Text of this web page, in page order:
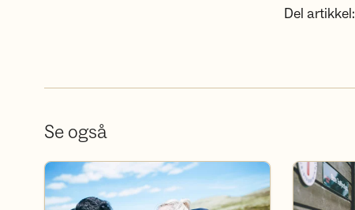
Del artikkel:
Se også
Frivillig i DNT Tønsberg Bli medlem